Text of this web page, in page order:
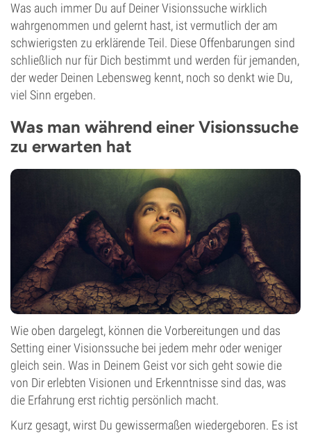
Was auch immer Du auf Deiner Visionssuche wirklich
wahrgenommen und gelernt hast, ist vermutlich der am
schwierigsten zu erklärende Teil. Diese Offenbarungen sind
schließlich nur für Dich bestimmt und werden für jemanden,
der weder Deinen Lebensweg kennt, noch so denkt wie Du,
viel Sinn ergeben.
Was man während einer Visionssuche
zu erwarten hat
Wie oben dargelegt, können die Vorbereitungen und das
Setting einer Visionssuche bei jedem mehr oder weniger
gleich sein. Was in Deinem Geist vor sich geht sowie die
von Dir erlebten Visionen und Erkenntnisse sind das, was
die Erfahrung erst richtig persönlich macht.
Kurz gesagt, wirst Du gewissermaßen wiedergeboren. Es ist